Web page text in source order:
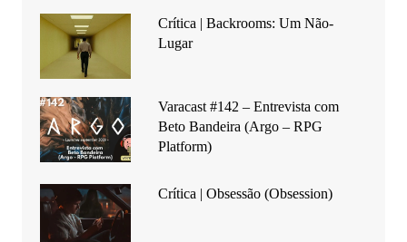
Crítica | Backrooms: Um Não-
Lugar
Varacast #142 – Entrevista com
Beto Bandeira (Argo – RPG
Platform)
Crítica | Obsessão (Obsession)